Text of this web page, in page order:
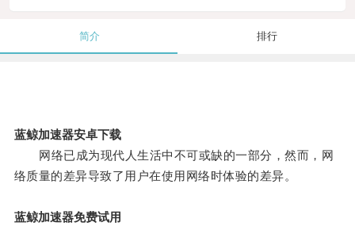
简介 排行
蓝鲸加速器安卓下载
网络已成为现代人生活中不可或缺的一部分，然而，网
络质量的差异导致了用户在使用网络时体验的差异。
蓝鲸加速器免费试用